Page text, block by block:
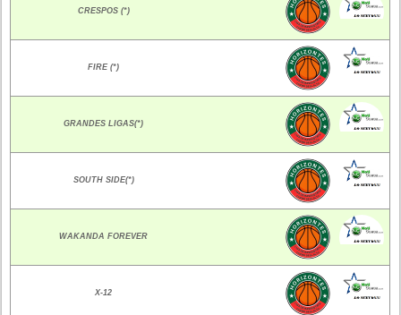
CRESPOS (*)
FIRE (*)
GRANDES LIGAS(*)
SOUTH SIDE(*)
WAKANDA FOREVER
X-12